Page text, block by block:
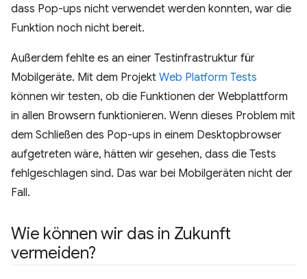
dass Pop-ups nicht verwendet werden konnten, war die
Funktion noch nicht bereit.
Außerdem fehlte es an einer Testinfrastruktur für
Mobilgeräte. Mit dem Projekt Web Platform Tests
können wir testen, ob die Funktionen der Webplattform
in allen Browsern funktionieren. Wenn dieses Problem mit
dem Schließen des Pop-ups in einem Desktopbrowser
aufgetreten wäre, hätten wir gesehen, dass die Tests
fehlgeschlagen sind. Das war bei Mobilgeräten nicht der
Fall.
Wie können wir das in Zukunft
vermeiden?